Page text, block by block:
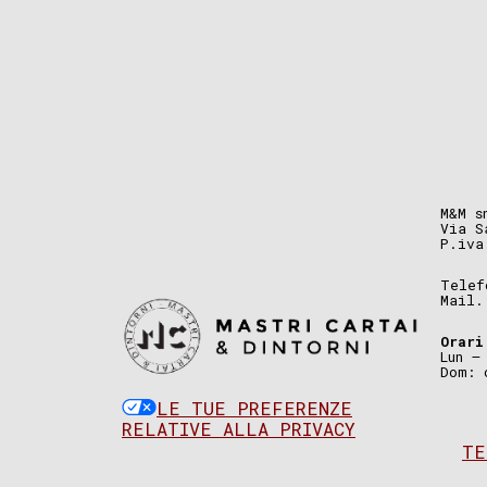
LE TUE PREFERENZE
RELATIVE ALLA PRIVACY
Via
Mail.
Lun
Dom: